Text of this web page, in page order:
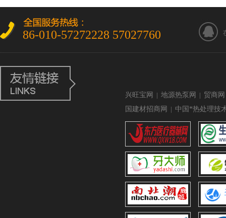
86-010-57272228 57027760
兴旺宝网 | 地源热泵网 | 贸商网
国建材招商网
| 中国*热处理技